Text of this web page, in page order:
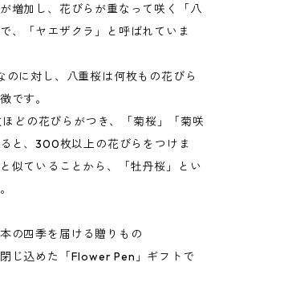
増加し、花びらが重なって咲く「八
、「ヤエザクラ」と呼ばれていま
のに対し、八重桜は何枚もの花びら
です。
どの花びらがつき、「菊桜」「菊咲
と、300枚以上の花びらをつけま
似ていることから、「牡丹桜」とい
の四季を届ける贈りもの
じ込めた「Flower Pen」ギフトで